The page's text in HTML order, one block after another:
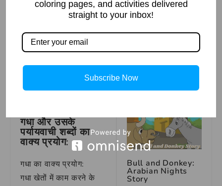
गध के प्रमुख
पर्यायवाची शब्द
गधा
गदहा
सहयात्री के प्रमुख
गधा और उसके
पर्यायवाची शब्दों का
वाक्य प्रयोग:
गधा का वाक्य प्रयोग:
गधा खेतों में काम करने के
The Abandoned
Bull and Donkey:
Arabian Nights
Story
coloring pages, and activities delivered
straight to your inbox!
Subscribe Now